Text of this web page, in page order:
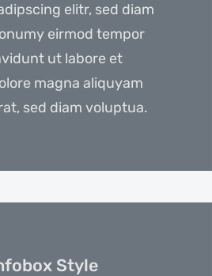
elitr, sed diam
eirmod tempor
ut labore et
magna aliquyam
sed diam voluptua.
Style